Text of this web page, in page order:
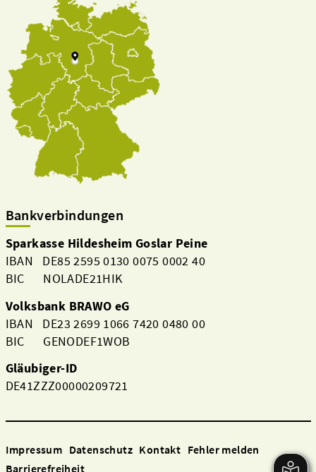
Bankverbindungen
Sparkasse Hildesheim Goslar Peine
IBAN DE85 2595 0130 0075 0002 40
BIC NOLADE21HIK
Volksbank BRAWO eG
IBAN DE23 2699 1066 7420 0480 00
BIC GENODEF1WOB
Gläubiger-ID
DE41ZZZ00000209721
Impressum Datenschutz Kontakt Fehler melden
Barrierefreiheit